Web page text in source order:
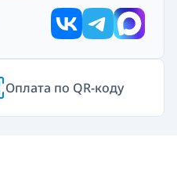
Оплата по QR-коду